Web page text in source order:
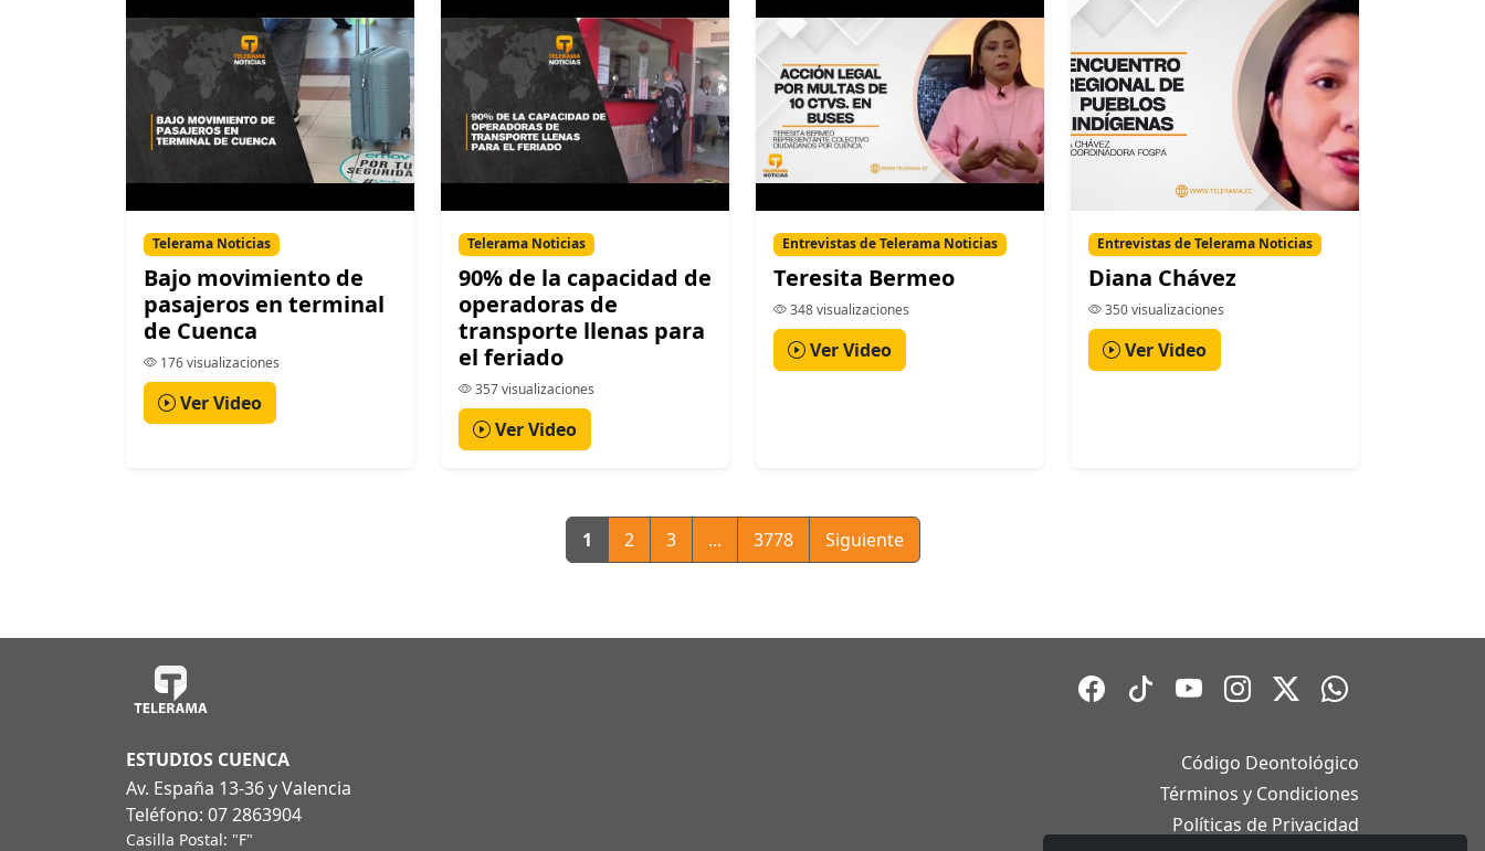
Telerama Noticias
Bajo movimiento de
pasajeros en terminal
de Cuenca
176 visualizaciones
Ver Video
Telerama Noticias
90% de la capacidad de
operadoras de
transporte llenas para
el feriado
357 visualizaciones
Ver Video
Entrevistas de Telerama Noticias
Teresita Bermeo
348 visualizaciones
Ver Video
Entrevistas de Telerama Noticias
Diana Chávez
350 visualizaciones
Ver Video
1 2 3 ... 3778 Siguiente
ESTUDIOS CUENCA
Av. España 13-36 y Valencia
Teléfono: 07 2863904
Casilla Postal: "F"
Código Deontológico
Términos y Condiciones
Políticas de Privacidad